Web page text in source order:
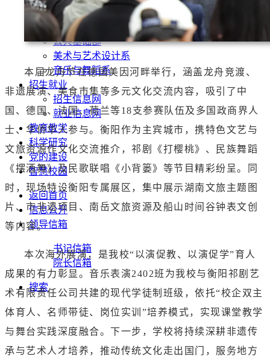
现代服务与管理系
马克思主义学院
公共基础部
美术与艺术设计系
音乐与舞蹈系
招生就业
招生信息网
就业信息网
教育教学
科学研究
党的建设
智慧校园
返回首页
信息公开
领导信箱
书记信箱
院长信箱
搜索
本届龙舟节在德国美因河畔举行，涵盖龙舟竞渡、
非遗展演、美食市集等多元文化交流内容，吸引了中
国、德国、法国、荷兰等18支参赛队伍及多国政商界人
士、华侨华人参与。衡阳作为主宾城市，携特色文艺与
文旅资源作文化交流推介，祁剧《打樱桃》、民族舞蹈
《摆酒舞》及民歌联唱《小背篓》等节目精彩纷呈。同
时，现场特设衡阳专属展区，集中展示湖南文旅主题图
片、市非遗项目、南岳文旅资源及船山时间谷钟表文创
等内容。
本次海外展演，是我校“以演促教、以演促学”育人
成果的有力彰显。音乐表演2402班为我校与衡阳祁剧艺
术有限责任公司共建的现代学徒制班级，依托“校企双主
体育人、名师带徒、岗位实训”培养模式，实现课堂教学
与舞台实践深度融合。下一步，学校将持续深耕非遗传
承与艺术人才培养，推动传统文化走出国门，服务地方